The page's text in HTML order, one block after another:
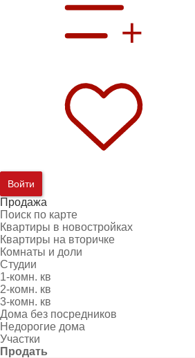
Войти
Продажа
Поиск по карте
Квартиры в новостройках
Квартиры на вторичке
Комнаты и доли
Студии
1-комн. кв
2-комн. кв
3-комн. кв
Дома без посредников
Недорогие дома
Участки
Продать